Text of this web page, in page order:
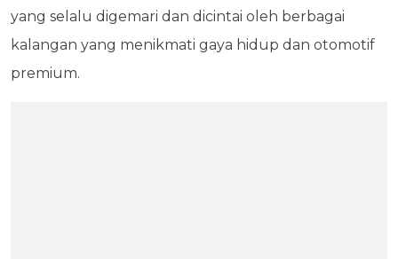
yang selalu digemari dan dicintai oleh berbagai
kalangan yang menikmati gaya hidup dan otomotif
premium.